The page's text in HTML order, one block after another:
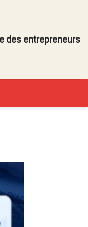
des entrepreneurs